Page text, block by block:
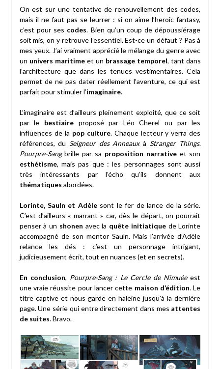
On est sur une tentative de renouvellement des codes,
mais il ne faut pas se leurrer : si on aime l’heroic fantasy,
c’est pour ses codes. Bien qu’un coup de dépoussiérage
soit mis, on y retrouve l’essentiel. Est-ce un défaut ? Pas à
mes yeux. J’ai vraiment apprécié le mélange du genre avec
un univers maritimeet un brassage temporel, tant dans
l’architecture que dans les tenues vestimentaires. Cela
permet de ne pas dater réellement l’aventure, ce qui est
parfait pour stimuler l’imaginaire.
L’imaginaire est d’ailleurs pleinement exploité, que ce soit
par le bestiaireproposé par Léo Cherel ou par les
influences de la pop culture. Chaque lecteur y verra des
références, du Seigneur des Anneauxà Stranger Things.
Pourpre-Sangbrille par sa proposition narrativeet son
esthétisme, mais pas que : les personnages sont aussi
très intéressants par l’écho qu’ils donnent aux
thématiques abordées.
Lorinte, Sauln et Adèlesont le fer de lance de la série.
C’est d’ailleurs « marrant » car, dès le départ, on pourrait
penser à un shonen avec la quête initiatiquede Lorinte
accompagné de son mentor Sauln. Mais l’arrivée d’Adèle
relance les dés : c’est un personnage intrigant,
judicieusement écrit, tout en nuances (et en secrets).
En conclusion, Pourpre-Sang : Le Cercle de Nimuéeest
une vraie réussite pour lancer cette maison d’édition. Le
titre captive et nous garde en haleine jusqu’à la dernière
page. Une série qui entre directement dans mes attentes
de suites. Bravo.